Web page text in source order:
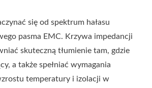
się od spektrum hałasu
pasma EMC. Krzywa impedancji
skuteczną tłumienie tam, gdzie
a także spełniać wymagania
temperatury i izolacji w